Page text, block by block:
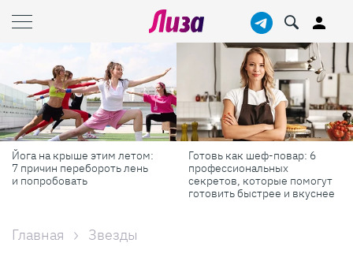
Йога на крыше этим летом:
7 причин перебороть лень
и попробовать
Готовь как шеф-повар: 6
профессиональных
секретов, которые помогут
готовить быстрее и вкуснее
Главная Звезды